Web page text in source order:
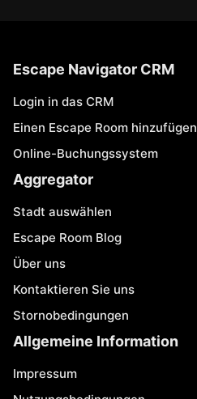
Escape Navigator CRM
Login in das CRM
Einen Escape Room hinzufügen
Online-Buchungssystem
Aggregator
Stadt auswählen
Escape Room Blog
Über uns
Kontaktieren Sie uns
Stornobedingungen
Allgemeine Information
Impressum